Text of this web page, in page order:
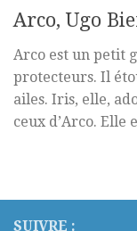
Arco, Ugo
Arco est un petit
protecteurs. Il
ailes. Iris, elle,
ceux d’Arco. Elle
SUIVRE :